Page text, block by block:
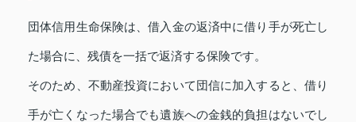
団体信用生命保険は、借入金の返済中に借り手が死亡し
た場合に、残債を一括で返済する保険です。
そのため、不動産投資において団信に加入すると、借り
手が亡くなった場合でも遺族への金銭的負担はないでし